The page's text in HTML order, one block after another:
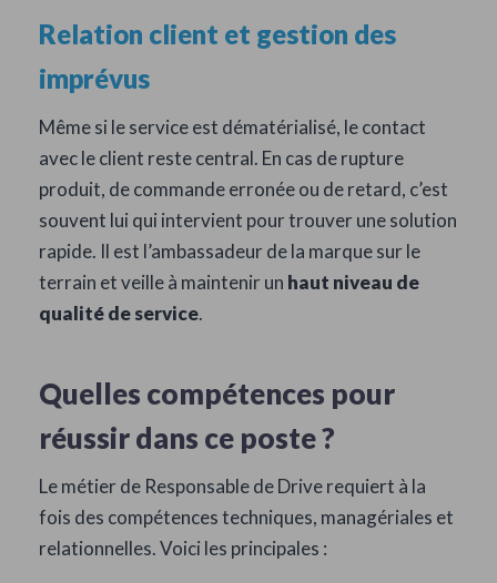
Relation client et gestion des
imprévus
Même si le service est dématérialisé, le contact
avec le client reste central. En cas de rupture
produit, de commande erronée ou de retard, c’est
souvent lui qui intervient pour trouver une solution
rapide. Il est l’ambassadeur de la marque sur le
terrain et veille à maintenir un haut niveau de
qualité de service.
Quelles compétences pour
réussir dans ce poste ?
Le métier de Responsable de Drive requiert à la
fois des compétences techniques, managériales et
relationnelles. Voici les principales :